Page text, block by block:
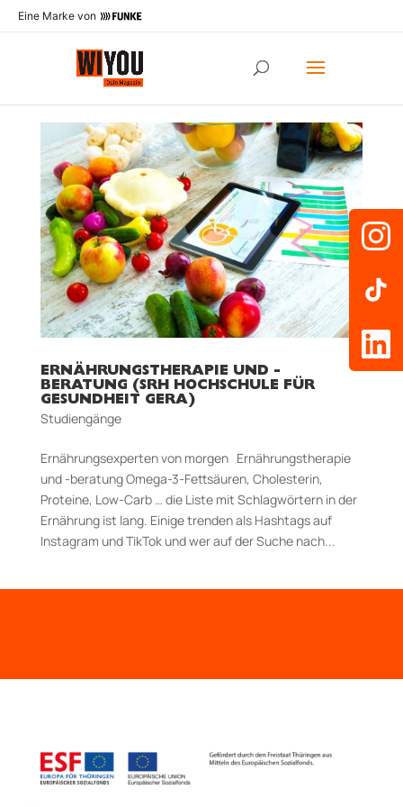
Eine Marke von
ERNÄHRUNGSTHERAPIE UND -
BERATUNG (SRH HOCHSCHULE FÜR
GESUNDHEIT GERA)
Studiengänge
Ernährungsexperten von morgen Ernährungstherapie
und -beratung Omega-3-Fettsäuren, Cholesterin,
Proteine, Low-Carb … die Liste mit Schlagwörtern in der
Ernährung ist lang. Einige trenden als Hashtags auf
Instagram und TikTok und wer auf der Suche nach...